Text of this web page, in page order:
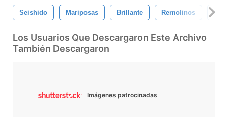
Seishido Mariposas Brillante Remolinos
Los Usuarios Que Descargaron Este Archivo
También Descargaron
Imágenes patrocinadas